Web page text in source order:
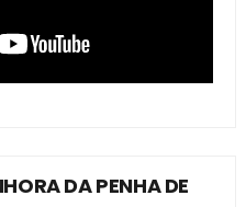
DA PENHA DE